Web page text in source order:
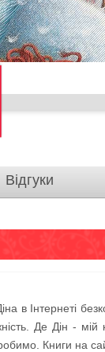
Відгуки
в Інтернеті
Де Дін -
Книги на